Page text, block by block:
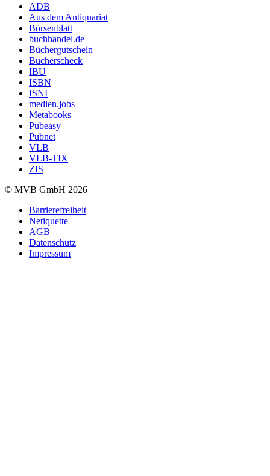
ADB
Aus dem Antiquariat
Börsenblatt
buchhandel.de
Büchergutschein
Bücherscheck
IBU
ISBN
ISNI
medien.jobs
Metabooks
Pubeasy
Pubnet
VLB
VLB-TIX
ZIS
© MVB GmbH 2026
Barrierefreiheit
Netiquette
AGB
Datenschutz
Impressum